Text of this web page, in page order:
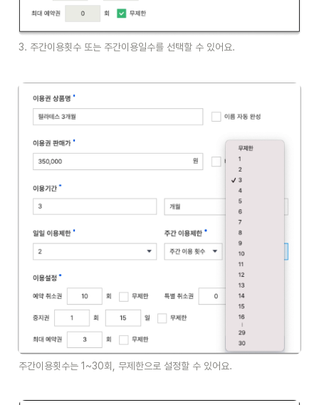
3. 주간이용횟수 또는 주간이용일수를 선택할 수 있어요.
주간이용횟수는 1~30회, 무제한으로 설정할 수 있어요.